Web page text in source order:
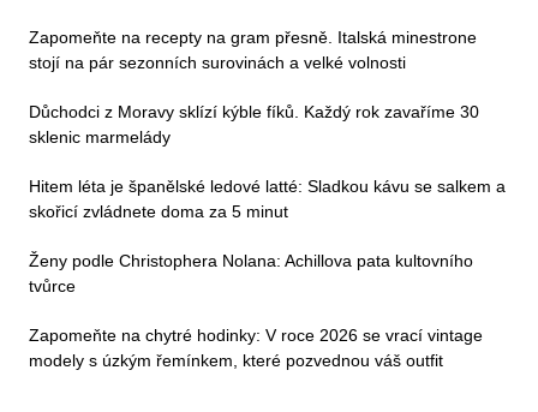
Zapomeňte na recepty na gram přesně. Italská minestrone
stojí na pár sezonních surovinách a velké volnosti
Důchodci z Moravy sklízí kýble fíků. Každý rok zavaříme 30
sklenic marmelády
Hitem léta je španělské ledové latté: Sladkou kávu se salkem a
skořicí zvládnete doma za 5 minut
Ženy podle Christophera Nolana: Achillova pata kultovního
tvůrce
Zapomeňte na chytré hodinky: V roce 2026 se vrací vintage
modely s úzkým řemínkem, které pozvednou váš outfit